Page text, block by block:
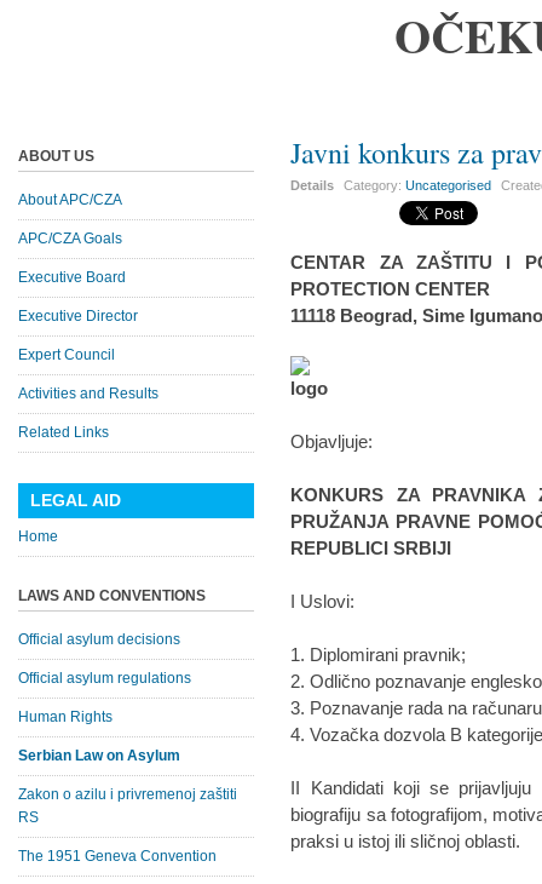
Javni konkurs za
Details Category:Uncategorised
CENTAR ZA ZAŠTITU I
PROTECTION CENTER
11118 Beograd, Sime
Objavljuje:
KONKURS ZA
PRUŽANJA PRAVNE
REPUBLICI SRBIJI
I Uslovi:
1. Diplomirani pravnik;
2. Odlično poznavanje
3. Poznavanje rada na
4. Vozačka dozvola B
II Kandidati koji se
biografiju sa fotografijom,
praksi u istoj ili sličnoj oblasti.
ABOUT US
About APC/CZA
APC/CZA Goals
Executive Board
Executive Director
Expert Council
Activities and Results
Related Links
LEGAL AID
Home
LAWS AND CONVENTIONS
Official asylum decisions
Official asylum regulations
Human Rights
Serbian Law on Asylum
Zakon o azilu i privremenoj zaštiti
RS
The 1951 Geneva Convention